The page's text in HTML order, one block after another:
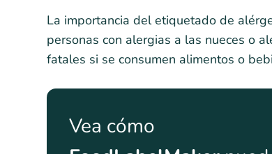
La importancia del etiquetado de
personas con alergias a las nueces o
fatales si se consumen alimentos o
Vea cómo